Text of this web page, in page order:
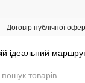
Договір публічної
ідеальний